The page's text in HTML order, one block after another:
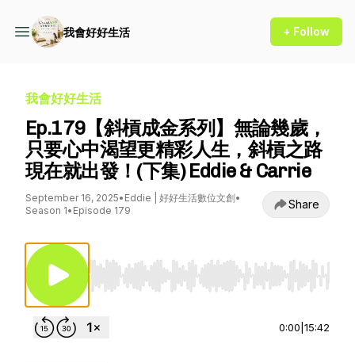
我會好好生活 + Follow
我會好好生活
Ep.179【斜槓成金系列】無論幾歲，
只要心中渴望更精彩人生，斜槓之路
現在就出發！(下集) Eddie & Carrie
September 16, 2025• Eddie | 好好生活數位文創•
Season 1• Episode 179 Share
Use Left/Right to seek, Home/End to jump
0:00 15:42